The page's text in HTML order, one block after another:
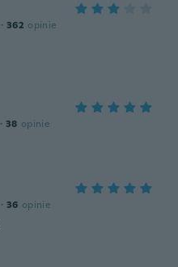
· 362 opinie
· 38 opinie
· 36 opinie